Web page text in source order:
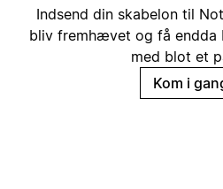
Indsend din skabelon til
bliv fremhævet og få endda
med blot et
Kom i